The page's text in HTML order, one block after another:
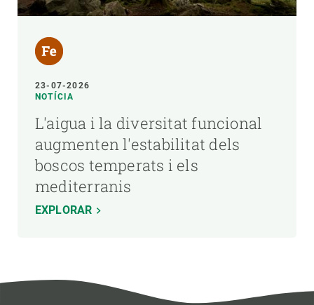
23-07-2026
NOTÍCIA
L'aigua i la diversitat funcional
augmenten l'estabilitat dels
boscos temperats i els
mediterranis
EXPLORAR